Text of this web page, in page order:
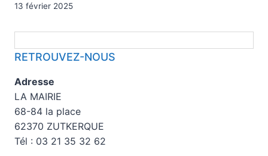
13 février 2025
RETROUVEZ-NOUS
Adresse
LA MAIRIE
68-84 la place
62370 ZUTKERQUE
Tél : 03 21 35 32 62